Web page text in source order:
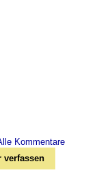
Kommentare
verfassen